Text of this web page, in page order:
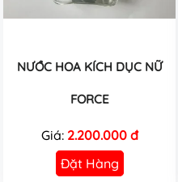
NƯỚC HOA KÍCH DỤC NỮ
FORCE
Giá: 2.200.000 đ
Đặt Hàng